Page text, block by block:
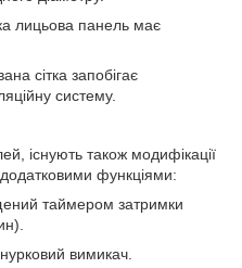
лицьова панель має
сітка запобігає
систему.
існують також модифікації
функціями:
таймером затримки
вимикач.